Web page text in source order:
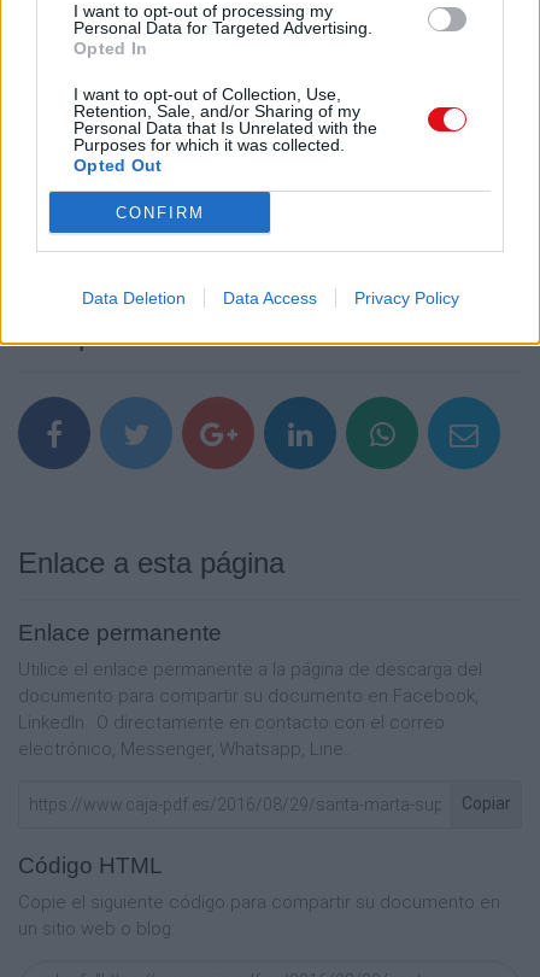
I want to opt-out of processing my
Personal Data for Targeted Advertising.
Opted In
I want to opt-out of Collection, Use,
Retention, Sale, and/or Sharing of my
Personal Data that Is Unrelated with the
Purposes for which it was collected.
Opted Out
CONFIRM
Data Deletion Data Access Privacy Policy
ACOMODACION
DOBLE
MULTIPLE
CHD
ACOMODACION
DOBLE
CHD
MULTIPLE
CHD
DOBLE
MULTIPLE
HOTEL OLAS MARINA INN (P.A.M)
2 NOCHES
3 NOCHES
$871.000
$772.000
$618.000
$700.000
$778.000
$570.000
$635.000
HOTEL AQUARELLA DEL MAR (P.A.M)
4 NOCHES
$709.000
$845.000
$642.000
Descargar el documento (PDF)
SANTA MARTA SUPER PROMO.pdf (PDF, 122 KB)
Descargar
Comparte el documento
Enlace a esta página
Enlace permanente
Utilice el enlace permanente a la página de descarga del
documento para compartir su documento en Facebook,
LinkedIn.. O directamente en contacto con el correo
electrónico, Messenger, Whatsapp, Line..
Copiar
Código HTML
Copie el siguiente código para compartir su documento en
un sitio web o blog: